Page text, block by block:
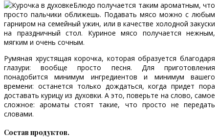
Блюдо получается таким ароматным, что
просто пальчики оближешь. Подавать мясо можно с любым
гарниром на семейный ужин, или в качестве холодной закуски
на праздничный стол. Куриное мясо получается нежным,
мягким и очень сочным.
Румяная хрустящая корочка, которая образуется благодаря
глазури: вообще просто песня. Для приготовления
понадобится минимум ингредиентов и минимум вашего
времени: останется только дождаться, когда придет пора
доставать курицу из духовки. А это, поверьте на слово, самое
сложное: ароматы стоят такие, что просто не передать
словами.
Состав продуктов.